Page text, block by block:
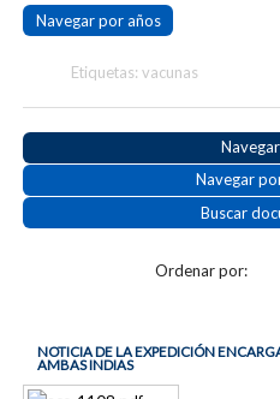
Navegar por años
Etiquetas: vacunas
Navegar
Buscar
Ordenar por:
NOTICIA DE LA EXPEDICIÓN
AMBAS INDIAS